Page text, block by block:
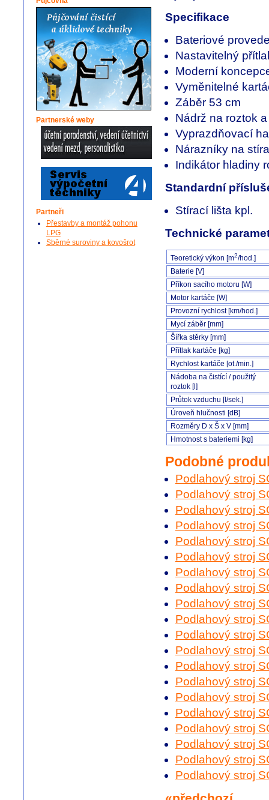
Specifikace
Bateriové
Nastavitelný
Moderní
Vyměnitelné
Záběr 53 cm
Nádrž na roztok
Vyprazdňovací
Nárazníky na
Indikátor hladiny
Standardní
Stírací lišta kpl.
Technické
Teoretický výkon [m2/hod.]
Baterie [V]
Příkon sacího motoru [W]
Motor kartáče [W]
Provozní rychlost [km/hod.]
Mycí záběr [mm]
Šířka stěrky [mm]
Přítlak kartáče [kg]
Rychlost kartáče [ot./min.]
Nádoba na čistící / použitý
roztok [l]
Průtok vzduchu [l/sek.]
Úroveň hlučnosti [dB]
Rozměry D x Š x V [mm]
Hmotnost s bateriemi [kg]
Podobné
Podlahový stroj
Podlahový stroj
Podlahový stroj
Podlahový stroj
Podlahový stroj
Podlahový stroj
Podlahový stroj
Podlahový stroj
Podlahový stroj
Podlahový stroj
Podlahový stroj
Podlahový stroj
Podlahový stroj
Podlahový stroj
Podlahový stroj
Podlahový stroj
Podlahový stroj
Podlahový stroj
Podlahový stroj
Podlahový stroj
Partnerské weby
Partneři
Přestavby a montáž pohonu
LPG
Sběrné suroviny a kovošrot